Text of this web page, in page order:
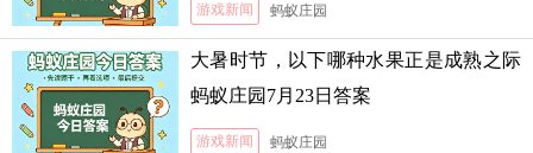
游戏新闻 蚂蚁庄园
大暑时节，以下哪种水果正是成熟之际
蚂蚁庄园7月23日答案
游戏新闻 蚂蚁庄园